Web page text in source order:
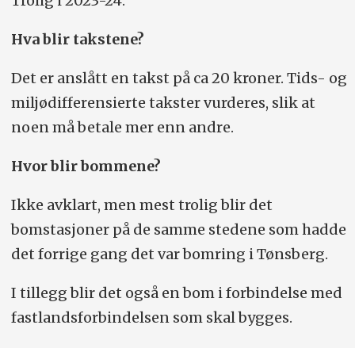
Hva blir takstene?
Det er anslått en takst på ca 20 kroner. Tids- og
miljødifferensierte takster vurderes, slik at
noen må betale mer enn andre.
Hvor blir bommene?
Ikke avklart, men mest trolig blir det
bomstasjoner på de samme stedene som hadde
det forrige gang det var bomring i Tønsberg.
I tillegg blir det også en bom i forbindelse med
fastlandsforbindelsen som skal bygges.